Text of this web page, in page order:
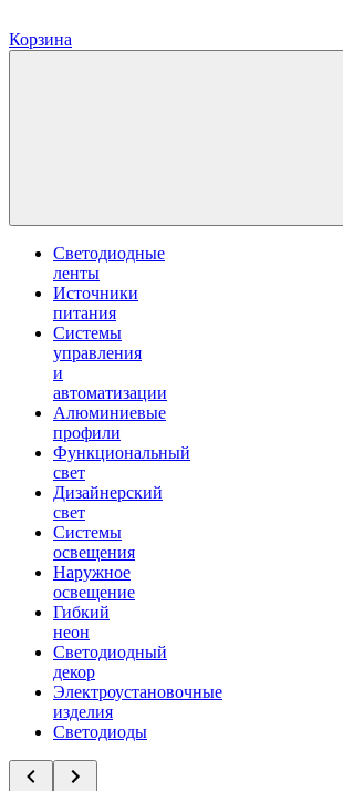
Корзина
Светодиодные
ленты
Источники
питания
Системы
управления
и
автоматизации
Алюминиевые
профили
Функциональный
свет
Дизайнерский
свет
Системы
освещения
Наружное
освещение
Гибкий
неон
Светодиодный
декор
Электроустановочные
изделия
Светодиоды